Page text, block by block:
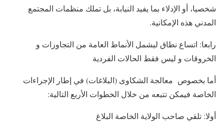
شخصيا، أو الإدلاء بما يفيد النيابة، بل تملك منظمات المجتمع
المدني هذه الإمكانية.
رابعا: اتساع نطاق ليشمل الأنماط العامة من التجاوزات و
الخروقات و ليس فقط الحالات الفردية
أما بخصوص معالجة الشكاوى (البلاغات) في إطار الإجراءات
الخاصة فيمكن تتبعه من خلال الخطوات الأربع التالية:
أولا: تلقي صاحب الولاية الخاصة البلاغ